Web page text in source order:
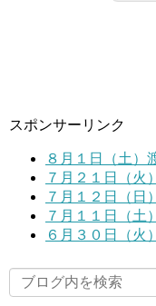
スポンサーリンク
８月１日（土）
７月２１日（火
７月１２日（日
７月１１日（土
６月３０日（火